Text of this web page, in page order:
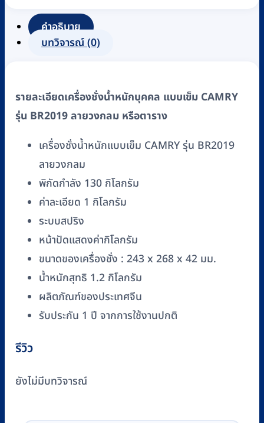
บุคคล
แบบ
BR2019
ลาย
วงกลม
ชิ้น
คำอธิบาย
บทวิจารณ์ (0)
รายละเอียดเครื่องชั่งน้ำหนักบุคคล แบบเข็ม CAMRY
รุ่น BR2019 ลายวงกลม หรือตาราง
เครื่องชั่งน้ำหนักแบบเข็ม CAMRY รุ่น BR2019
ลายวงกลม
พิกัดกำลัง 130 กิโลกรัม
ค่าละเอียด 1 กิโลกรัม
ระบบสปริง
หน้าปัดแสดงค่ากิโลกรัม
ขนาดของเครื่องชั่ง : 243 x 268 x 42 มม.
น้ำหนักสุทธิ 1.2 กิโลกรัม
ผลิตภัณฑ์ของประเทศจีน
รับประกัน 1 ปี จากการใช้งานปกติ
รีวิว
ยังไม่มีบทวิจารณ์